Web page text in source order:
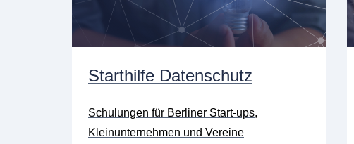
Starthilfe Datenschutz
Schulungen für Berliner Start-ups,
Kleinunternehmen und Vereine